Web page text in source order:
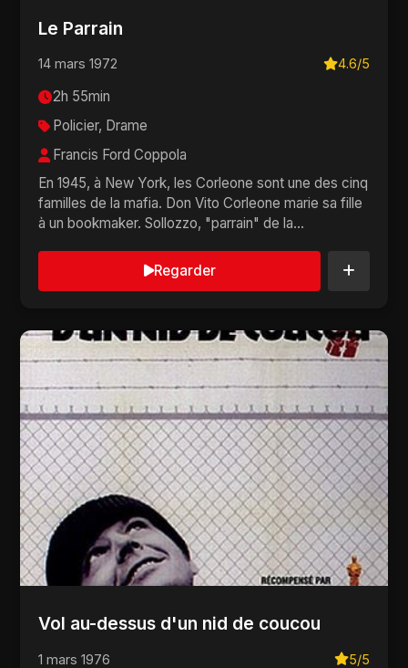
Le Parrain
14 mars 1972 4.6/5
2h 55min
Policier, Drame
Francis Ford Coppola
En 1945, à New York, les Corleone sont une des cinq
familles de la mafia. Don Vito Corleone marie sa fille
à un bookmaker. Sollozzo, "parrain" de la...
Regarder
Vol au-dessus d'un nid de coucou
1 mars 1976 5/5